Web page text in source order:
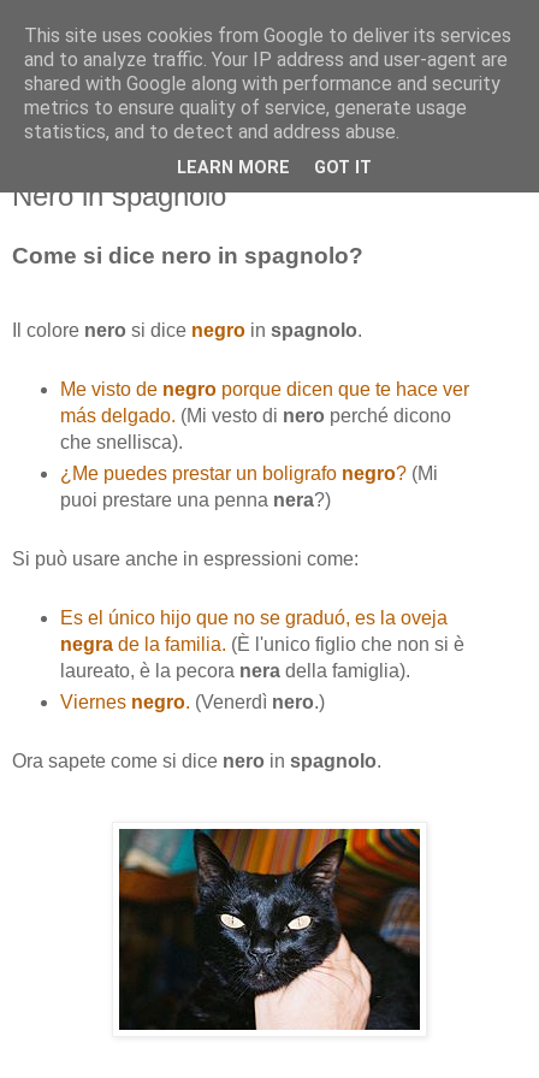
lunedì 14 dicembre 2015
Nero in spagnolo
Come si dice nero in spagnolo?
Il colore nero si dice negro in spagnolo.
Me visto de negro porque dicen que te hace ver
más delgado. (Mi vesto di nero perché dicono
che snellisca).
¿Me puedes prestar un boligrafo negro?(Mi
puoi prestare una penna nera?)
Si può usare anche in espressioni come:
Es el único hijo que no se graduó, es la oveja
negra de la familia. (È l'unico figlio che non si è
laureato, è la pecora nera della famiglia).
Viernes negro. (Venerdì nero.)
Ora sapete come si dice nero in spagnolo.
This site uses cookies from Google to deliver its services
and to analyze traffic. Your IP address and user-agent are
shared with Google along with performance and security
metrics to ensure quality of service, generate usage
statistics, and to detect and address abuse.
LEARN MORE GOT IT